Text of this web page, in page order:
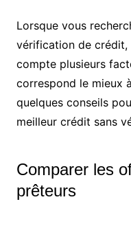
Lorsque vous
vérification de crédit,
compte plusieurs
correspond le mieux
quelques conseils
meilleur crédit sans
Comparer les
prêteurs